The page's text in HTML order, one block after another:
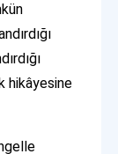
hikâyesine